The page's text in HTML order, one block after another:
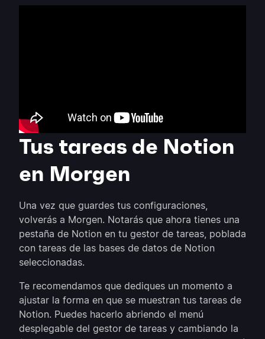
Tus tareas de Notion
en Morgen
Una vez que guardes tus configuraciones,
volverás a Morgen. Notarás que ahora tienes una
pestaña de Notion en tu gestor de tareas, poblada
con tareas de las bases de datos de Notion
seleccionadas.
Te recomendamos que dediques un momento a
ajustar la forma en que se muestran tus tareas de
Notion. Puedes hacerlo abriendo el menú
desplegable del gestor de tareas y cambiando la